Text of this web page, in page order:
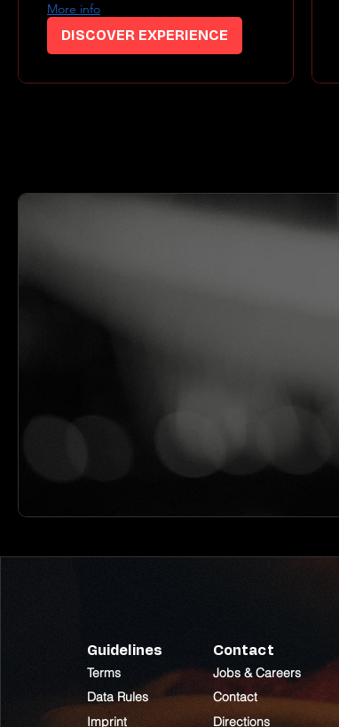
More info
DISCOVER EXPERIENCE
Guidelines
Terms
Data Rules
Imprint
Contact
Jobs & Careers
Contact
Directions